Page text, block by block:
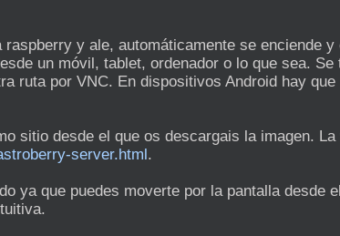
y ale, automáticamente se enciende
un móvil, tablet, ordenador o lo que sea.
ruta por VNC. En dispositivos Android hay
sitio desde el que os descargais la imagen.
server.html.
ya que puedes moverte por la pantalla desde